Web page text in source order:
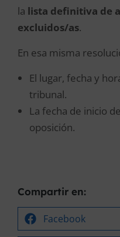
la lista definitiva de
excluidos/as.
En esa misma
El lugar, fecha y
tribunal.
La fecha de inicio
oposición.
Compartir en:
Facebook